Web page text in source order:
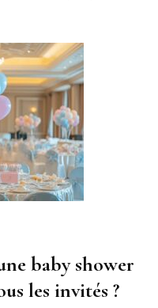
baby shower
les invités ?